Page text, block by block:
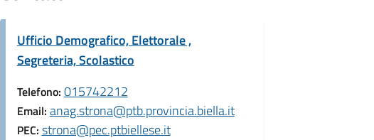
Ufficio Demografico, Elettorale ,
Segreteria, Scolastico
Telefono: 015742212
Email: anag.strona@ptb.provincia.biella.it
PEC: strona@pec.ptbiellese.it